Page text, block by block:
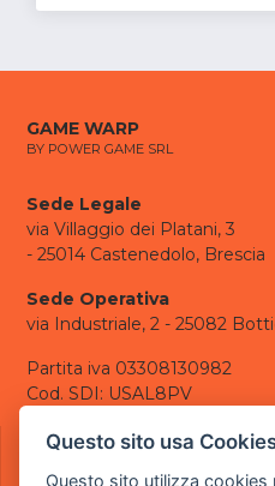
GAME WARP
BY POWER GAME SRL
Sede Legale
via Villaggio dei Platani, 3
- 25014 Castenedolo, Brescia
Sede Operativa
via Industriale, 2 - 25082
Partita iva 03308130982
Cod. SDI: USAL8PV
CONTATTI
Questo sito usa
Questo sito utilizza cookies